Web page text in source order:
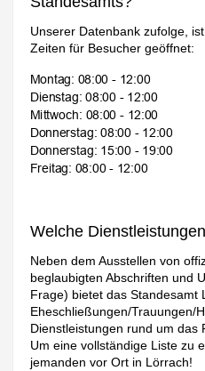
Unserer Datenbank zufolge,
Zeiten für Besucher geöffnet:
Welche
Neben dem Ausstellen von
beglaubigten Abschriften und
Frage) bietet das Standesamt
Eheschließungen/Trauungen/
Dienstleistungen rund um das
Um eine vollständige Liste zu
jemanden vor Ort in Lörrach!